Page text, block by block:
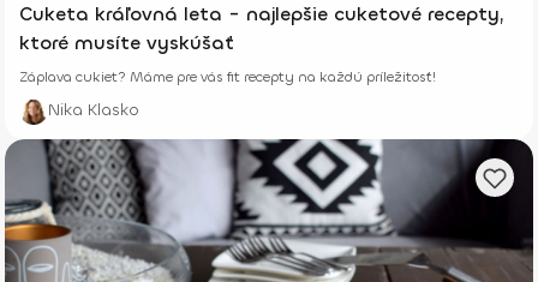
Cuketa kráľovná leta - najlepšie cuketové recepty,
ktoré musíte vyskúšať
Záplava cukiet? Máme pre vás fit recepty na každú príležitosť!
Nika Klasko